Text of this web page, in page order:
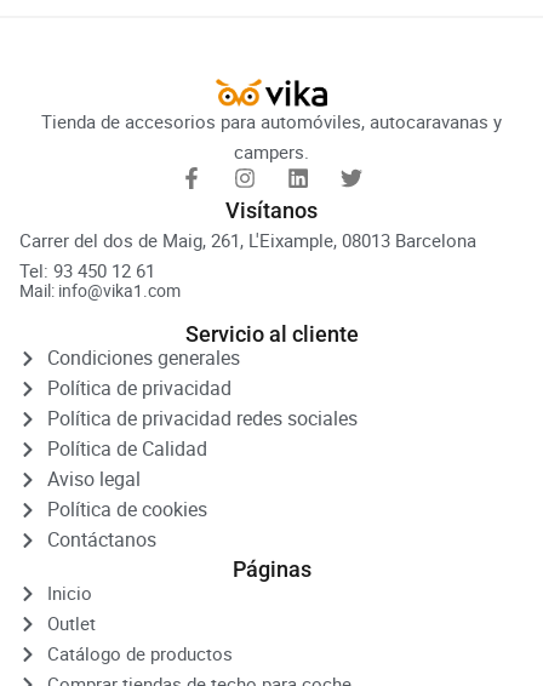
Tienda de accesorios para automóviles, autocaravanas y
campers.
Visítanos
Carrer del dos de Maig, 261, L'Eixample, 08013 Barcelona
Tel: 93 450 12 61
Mail: info@vika1.com
Servicio al cliente
Condiciones generales
Política de privacidad
Política de privacidad redes sociales
Política de Calidad
Aviso legal
Política de cookies
Contáctanos
Páginas
Inicio
Outlet
Catálogo de productos